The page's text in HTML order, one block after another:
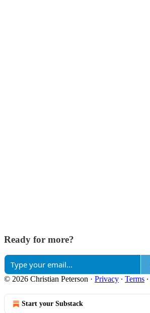
Ready for more?
© 2026 Christian Peterson · Privacy ∙ Terms ∙
Start your Substack